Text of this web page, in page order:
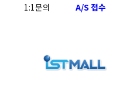
1:1문의 A/S 접수